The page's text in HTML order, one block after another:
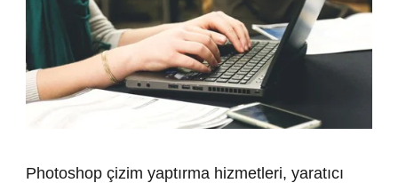
Photoshop çizim yaptırma hizmetleri, yaratıcı